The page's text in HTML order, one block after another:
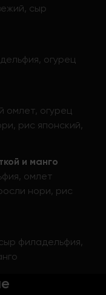
сыр
огурец
омлет, огурец
рис японский,
и манго
омлет
нори, рис
филадельфия,